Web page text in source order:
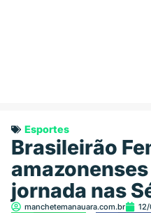
Esportes
Brasileirão
jornada nas
manchetemanauara.com.br